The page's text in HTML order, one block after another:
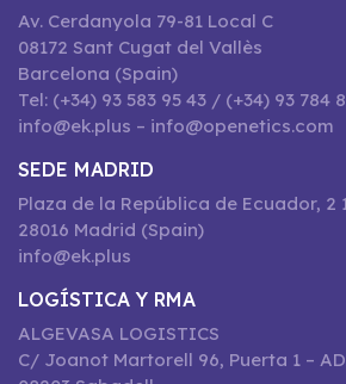
Av. Cerdanyola 79-81 Local C
08172 Sant Cugat del Vallès
Barcelona (Spain)
Tel: (+34) 93 583 95 43 / (+34) 93 784
info@ek.plus – info@openetics.com
SEDE MADRID
Plaza de la República de Ecuador, 2
28016 Madrid (Spain)
info@ek.plus
LOGÍSTICA Y RMA
ALGEVASA LOGISTICS
C/ Joanot Martorell 96, Puerta 1 –